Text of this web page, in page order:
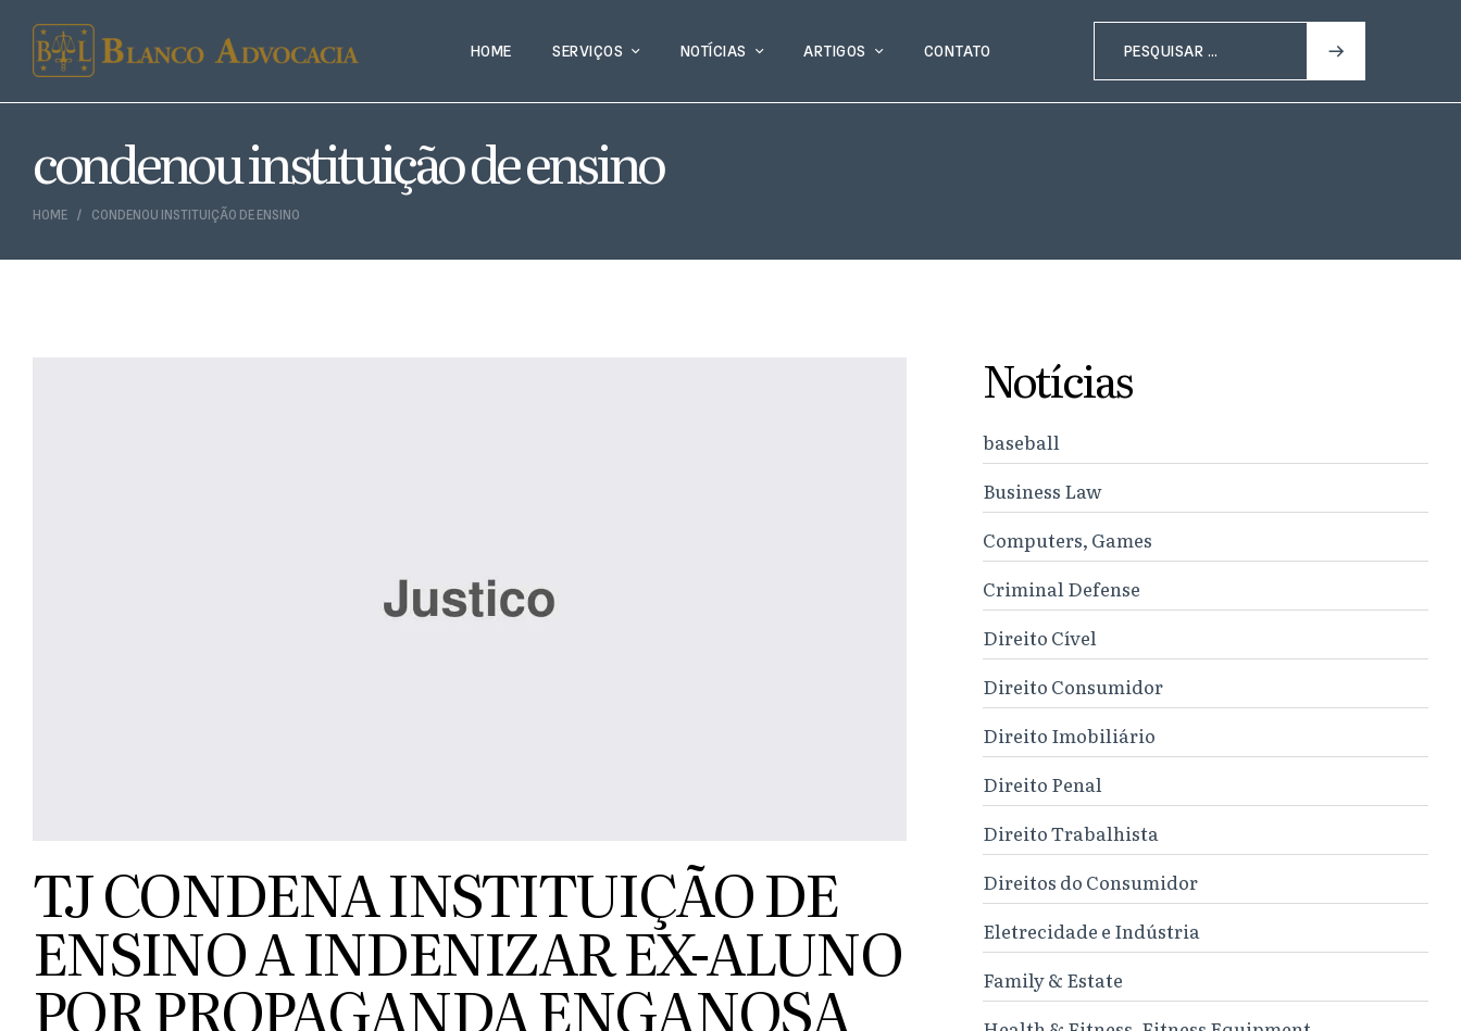
HOME SERVIÇOS NOTÍCIAS ARTIGOS CONTATO
HOME CONDENOU INSTITUIÇÃO DE ENSINO
condenou instituição de ensino
TJ CONDENA INSTITUIÇÃO DE
ENSINO A INDENIZAR EX-ALUNO
POR PROPAGANDA ENGANOSA
Notícias
baseball
Business Law
Computers, Games
Criminal Defense
Direito Cível
Direito Consumidor
Direito Imobiliário
Direito Penal
Direito Trabalhista
Direitos do Consumidor
Eletrecidade e Indústria
Family & Estate